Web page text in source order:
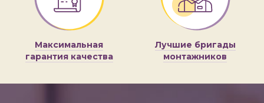
Максимальная
гарантия качества
Лучшие бригады
монтажников